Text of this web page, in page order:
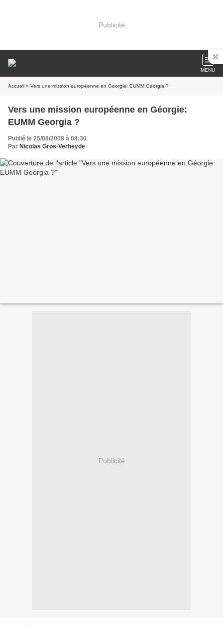
Publicité
MENU
Accueil » Vers une mission européenne en Géorgie: EUMM Georgia ?
Vers une mission européenne en Géorgie:
EUMM Georgia ?
Publié le 25/08/2008 à 08:30
Par Nicolas Gros-Verheyde
Publicité